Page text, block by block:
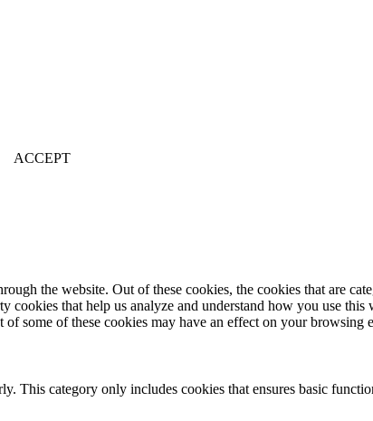
ACCEPT
the website. Out of these cookies, the cookies that are
that help us analyze and understand how you use
some of these cookies may have an effect on your browsing
This category only includes cookies that ensures basic